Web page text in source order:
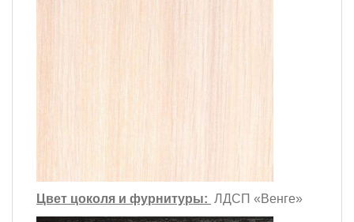
Цвет цоколя и фурнитуры: ЛДСП «Венге»